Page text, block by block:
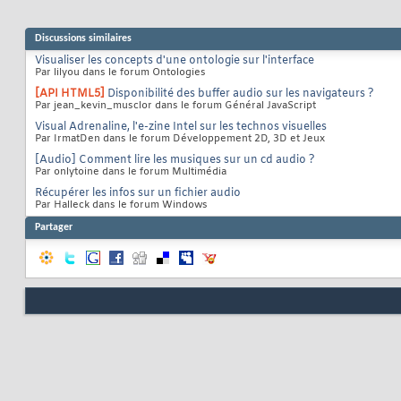
Discussions similaires
Visualiser les concepts d'une ontologie sur l'interface
Par lilyou dans le forum Ontologies
[API HTML5] Disponibilité des buffer audio sur les navigateurs ?
Par jean_kevin_musclor dans le forum Général JavaScript
Visual Adrenaline, l'e-zine Intel sur les technos visuelles
Par IrmatDen dans le forum Développement 2D, 3D et Jeux
[Audio] Comment lire les musiques sur un cd audio ?
Par onlytoine dans le forum Multimédia
Récupérer les infos sur un fichier audio
Par Halleck dans le forum Windows
Partager